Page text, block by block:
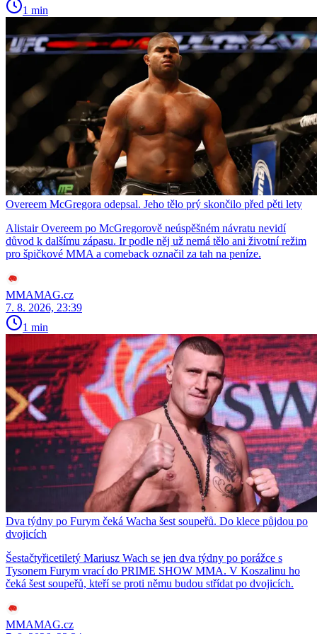
1 min
Overeem McGregora odepsal. Jeho tělo prý skončilo před pěti lety
Alistair Overeem po McGregorově neúspěšném návratu nevidí
důvod k dalšímu zápasu. Ir podle něj už nemá tělo ani životní režim
pro špičkové MMA a comeback označil za tah na peníze.
MMAMAG.cz
7. 8. 2026, 23:39
1 min
Dva týdny po Furym čeká Wacha šest soupeřů. Do klece půjdou po
dvojicích
Šestačtyřicetiletý Mariusz Wach se jen dva týdny po porážce s
Tysonem Furym vrací do PRIME SHOW MMA. V Koszalinu ho
čeká šest soupeřů, kteří se proti němu budou střídat po dvojicích.
MMAMAG.cz